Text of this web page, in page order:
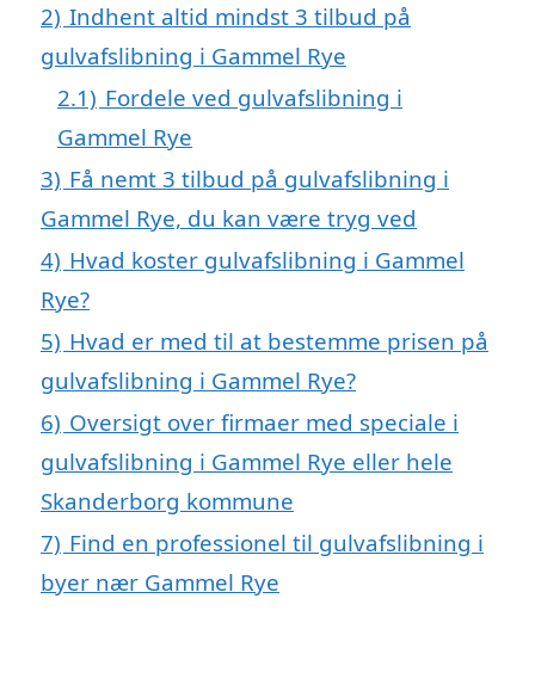
2) Indhent altid mindst 3 tilbud på
gulvafslibning i Gammel Rye
2.1) Fordele ved gulvafslibning i
Gammel Rye
3) Få nemt 3 tilbud på gulvafslibning i
Gammel Rye, du kan være tryg ved
4) Hvad koster gulvafslibning i Gammel
Rye?
5) Hvad er med til at bestemme prisen på
gulvafslibning i Gammel Rye?
6) Oversigt over firmaer med speciale i
gulvafslibning i Gammel Rye eller hele
Skanderborg kommune
7) Find en professionel til gulvafslibning i
byer nær Gammel Rye